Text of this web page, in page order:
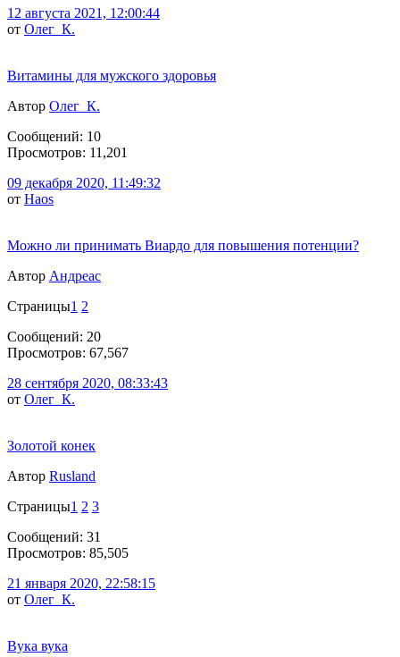
12 августа 2021, 12:00:44
от Олег_К.
Витамины для мужского здоровья
Автор Олег_К.
Сообщений: 10
Просмотров: 11,201
09 декабря 2020, 11:49:32
от Haos
Можно ли принимать Виардо для повышения потенции?
Автор Андреас
Страницы1 2
Сообщений: 20
Просмотров: 67,567
28 сентября 2020, 08:33:43
от Олег_К.
Золотой конек
Автор Rusland
Страницы1 2 3
Сообщений: 31
Просмотров: 85,505
21 января 2020, 22:58:15
от Олег_К.
Вука вука